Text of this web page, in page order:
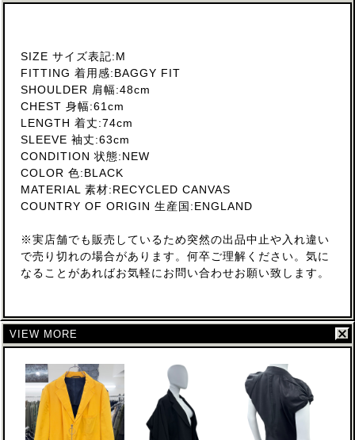
SIZE サイズ表記:M
FITTING 着用感:BAGGY FIT
SHOULDER 肩幅:48cm
CHEST 身幅:61cm
LENGTH 着丈:74cm
SLEEVE 袖丈:63cm
CONDITION 状態:NEW
COLOR 色:BLACK
MATERIAL 素材:RECYCLED CANVAS
COUNTRY OF ORIGIN 生産国:ENGLAND
※実店舗でも販売しているため突然の出品中止や入れ違い
で売り切れの場合があります。何卒ご理解ください。気に
なることがあればお気軽にお問い合わせお願い致します。
VIEW MORE